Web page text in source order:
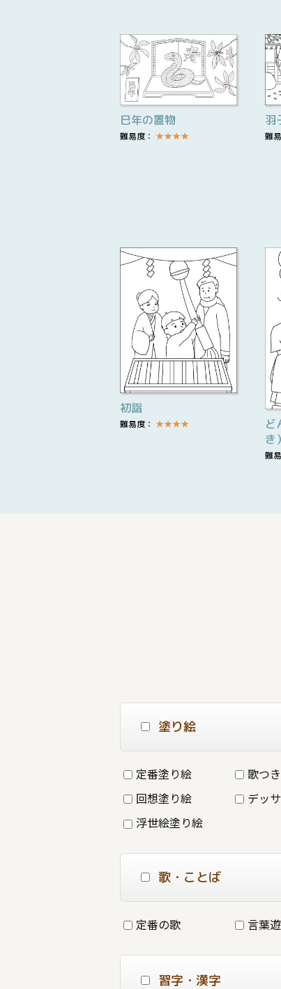
巳年の置物
難易度： ★★★★
羽
難
初詣
難易度： ★★★★
ど
き）
難
塗り絵
定番塗り絵
歌つ
回想塗り絵
デッ
浮世絵塗り絵
歌・ことば
定番の歌 言葉
習字・漢字